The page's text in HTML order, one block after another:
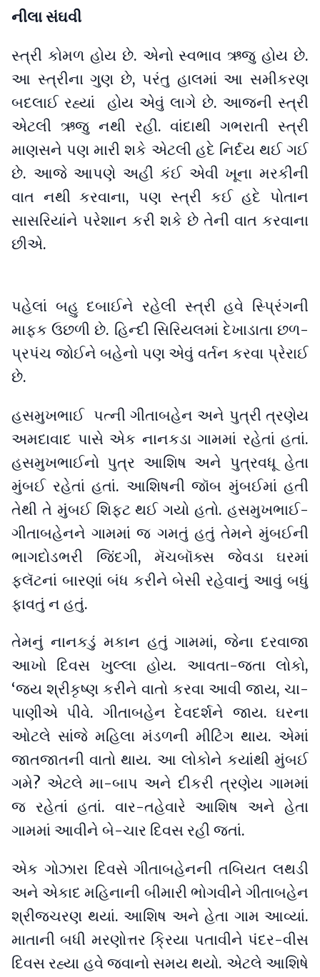
નીલા સંઘવી
સ્ત્રી કોમળ હોય છે. એનો સ્વભાવ ઋજુ હોય છે.
આ સ્ત્રીના ગુણ છે, પરંતુ હાલમાં આ સમીકરણ
બદલાઈ રહ્યાં હોય એવું લાગે છે. આજની સ્ત્રી
એટલી ઋજુ નથી રહી. વાંદાથી ગભરાતી સ્ત્રી
માણસને પણ મારી શકે એટલી હદે નિર્દય થઈ ગઈ
છે. આજે આપણે અહીં કંઈ એવી ખૂના મરકીની
વાત નથી કરવાના, પણ સ્ત્રી કઈ હદે પોતાન
સાસરિયાંને પરેશાન કરી શકે છે તેની વાત કરવાના
છીએ.
પહેલાં બહુ દબાઈને રહેલી સ્ત્રી હવે સ્પ્રિંગની
માફક ઉછળી છે. હિન્દી સિરિયલમાં દેખાડાતા છળ-
પ્રપંચ જોઈને બહેનો પણ એવું વર્તન કરવા પ્રેરાઈ
છે.
હસમુખભાઈ પત્ની ગીતાબહેન અને પુત્રી ત્રણેય
અમદાવાદ પાસે એક નાનકડા ગામમાં રહેતાં હતાં.
હસમુખભાઈનો પુત્ર આશિષ અને પુત્રવધૂ હેતા
મુંબઈ રહેતાં હતાં. આશિષની જૉબ મુંબઈમાં હતી
તેથી તે મુંબઈ શિફટ થઈ ગયો હતો. હસમુખભાઈ-
ગીતાબહેનને ગામમાં જ ગમતું હતું તેમને મુંબઈની
ભાગદોડભરી જિંદગી, મૅચબૉક્સ જેવડા ઘરમાં
ફ્લૅટનાં બારણાં બંધ કરીને બેસી રહેવાનું આવું બધું
ફાવતું ન હતું.
તેમનું નાનકડું મકાન હતું ગામમાં, જેના દરવાજા
આખો દિવસ ખુલ્લા હોય. આવતા-જતા લોકો,
‘જય શ્રીકૃષ્ણ કરીને વાતો કરવા આવી જાય, ચા-
પાણીએ પીવે. ગીતાબહેન દેવદર્શને જાય. ઘરના
ઓટલે સાંજે મહિલા મંડળની મીટિંગ થાય. એમાં
જાતજાતની વાતો થાય. આ લોકોને કયાંથી મુંબઈ
ગમે? એટલે મા-બાપ અને દીકરી ત્રણેય ગામમાં
જ રહેતાં હતાં. વાર-તહેવારે આશિષ અને હેતા
ગામમાં આવીને બે-ચાર દિવસ રહી જતાં.
એક ગોઝારા દિવસે ગીતાબહેનની તબિયત લથડી
અને એકાદ મહિનાની બીમારી ભોગવીને ગીતાબહેન
શ્રીજચરણ થયાં. આશિષ અને હેતા ગામ આવ્યાં.
માતાની બધી મરણોત્તર ક્રિયા પતાવીને પંદર-વીસ
દિવસ રહ્યા હવે જવાનો સમય થયો. એટલે આશિષે